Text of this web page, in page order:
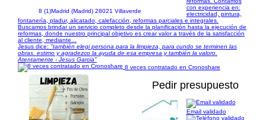
8 (1)Madrid (Madrid) 28021 Villaverde
con experiencia en:
electricidad, pintura,
fontanería, pladur, alicatado, calefacción, reformas parciales e integrales.
Buscamos brindar un servicio completo desde la planificación hasta la ejecución de
reformas, donde nuestro principal objetivo es crear valor a través de la satisfacción
al cliente, mediante...
Jesus dice: "también elegi persona para la limpieza, para cundo se terminen las
obras. estimo y agradezco la ayuda de esa empresa y también la valoro.
Atentamente - Jesus Garcia"
8 veces contratado en Cronoshare
Pedir presupuesto
Email validado